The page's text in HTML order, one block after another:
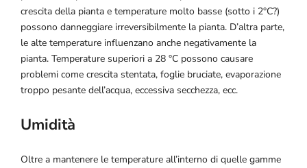
crescita della pianta e temperature molto basse (sotto i 2°C?)
possono danneggiare irreversibilmente la pianta. D’altra parte,
le alte temperature influenzano anche negativamente la
pianta. Temperature superiori a 28 °C possono causare
problemi come crescita stentata, foglie bruciate, evaporazione
troppo pesante dell’acqua, eccessiva secchezza, ecc.
Umidità
Oltre a mantenere le temperature all’interno di quelle gamme